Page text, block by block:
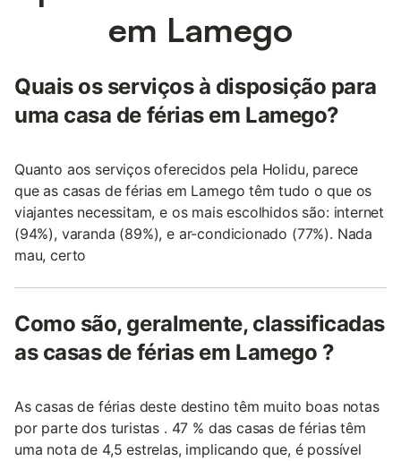
em Lamego
Quais os serviços à disposição para
uma casa de férias em Lamego?
Quanto aos serviços oferecidos pela Holidu, parece
que as casas de férias em Lamego têm tudo o que os
viajantes necessitam, e os mais escolhidos são: internet
(94%), varanda (89%), e ar-condicionado (77%). Nada
mau, certo
Como são, geralmente, classificadas
as casas de férias em Lamego ?
As casas de férias deste destino têm muito boas notas
por parte dos turistas . 47 % das casas de férias têm
uma nota de 4,5 estrelas, implicando que, é possível